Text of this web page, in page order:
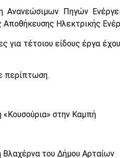
Ανανεώσιμων Πηγών
Ηλεκτρικής
για τέτοιου είδους έργα
περίπτωση.
στην Καμπή
του Δήμου Αρταίων